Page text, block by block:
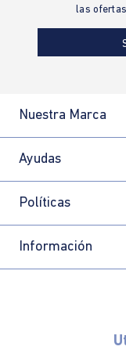
las
Nuestra Marca
Ayudas
Políticas
Información